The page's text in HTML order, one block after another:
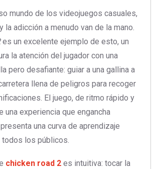
mundo de los videojuegos casuales,
la adicción a menudo van de la mano.
es un excelente ejemplo de esto, un
la atención del jugador con una
pero desafiante: guiar a una gallina a
llena de peligros para recoger
El juego, de ritmo rápido y
una experiencia que engancha
una curva de aprendizaje
todos los públicos.
chicken road 2 es intuitiva: tocar la